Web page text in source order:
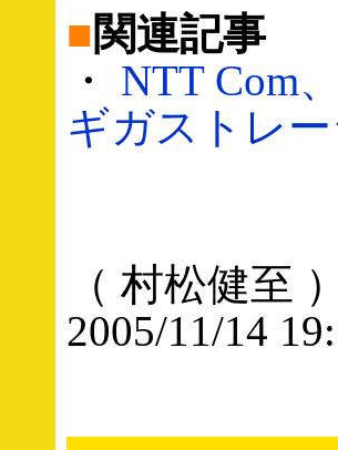
■関連記事
・ NTT Com
ギガストレ
（ 村松健至
2005/11/14